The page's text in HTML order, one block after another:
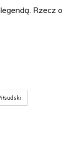
Rzecz o